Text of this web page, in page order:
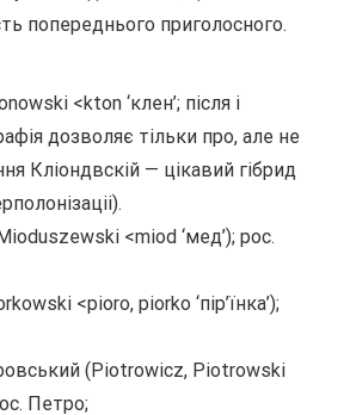
попереднього приголосного.
<kton ‘клен’; після i
дозволяє тільки про, але не
Кліондвскій — цікавий гібрид
<miod ‘мед’); рос.
<pioro, piorko ‘пір’їнка’);
(Piotrowicz, Piotrowski
Петро;